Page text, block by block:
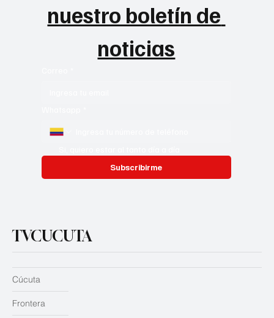
nuestro boletín de
noticias
Subscribirme
TVCUCUTA
Cúcuta
Frontera